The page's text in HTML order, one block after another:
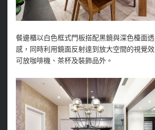
餐邊櫃以白色框式門板搭配黑鏡與深色檯面
感，同時利用鏡面反射達到放大空間的視覺
可放咖啡機、茶杯及裝飾品外。